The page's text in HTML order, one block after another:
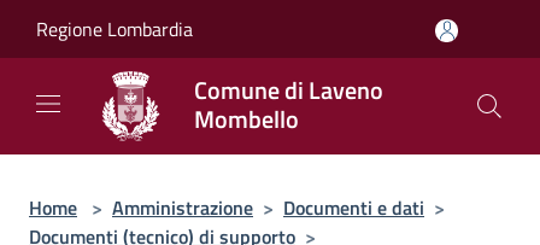
Regione Lombardia
Comune di Laveno
Mombello
Home > Amministrazione > Documenti e dati >
Documenti (tecnico) di supporto >